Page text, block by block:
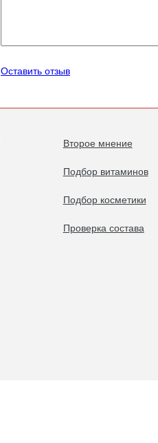
Оставить отзыв
Второе мнение
Подбор витаминов
Подбор косметики
Проверка состава